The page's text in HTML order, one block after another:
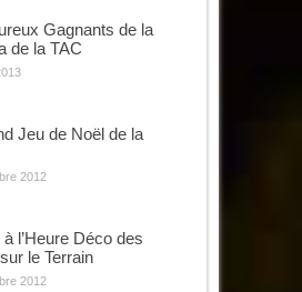
Gagnants de la
de la TAC
Jeu de Noël de la
2012
l’Heure Déco des
le Terrain
2012